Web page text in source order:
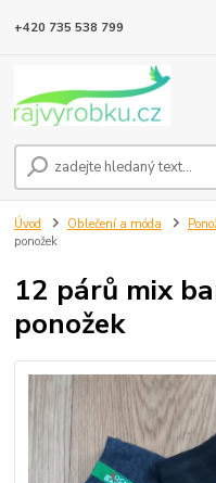
+420 735 538 799
Úvod Oblečení a móda
ponožek
12 párů mix
ponožek